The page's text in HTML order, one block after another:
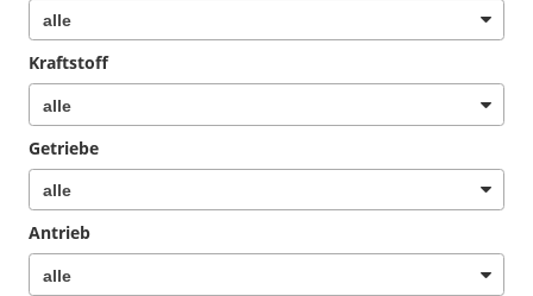
Kraftstoff
Getriebe
Antrieb